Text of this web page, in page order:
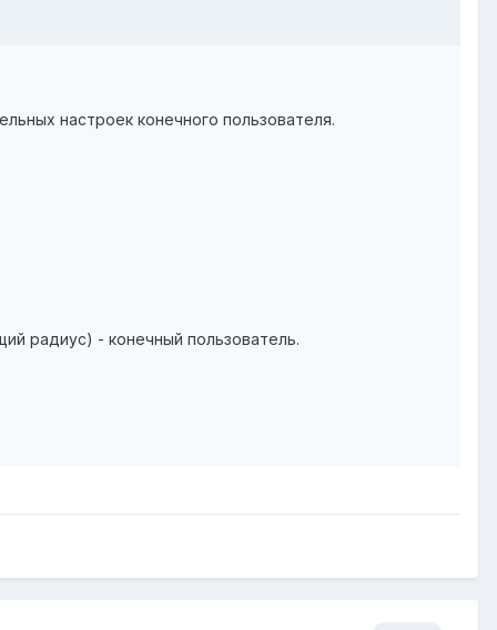
настроек конечного пользователя.
радиус) - конечный пользователь.